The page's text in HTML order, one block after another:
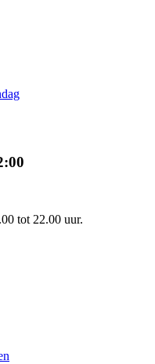
tot 22.00 uur.